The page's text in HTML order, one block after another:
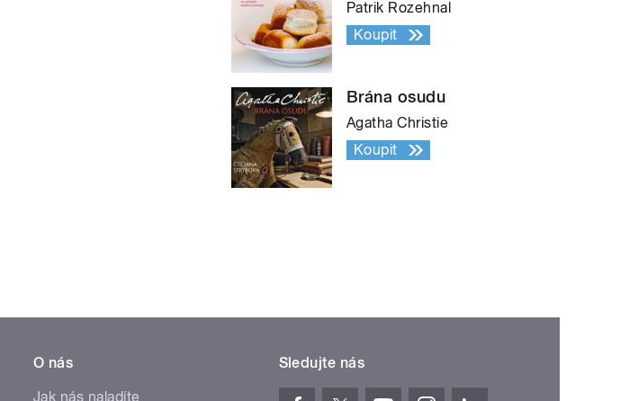
Patrik Rozehnal
Koupit
Brána osudu
Agatha Christie
Koupit
O nás
Jak nás naladíte
Sledujte nás